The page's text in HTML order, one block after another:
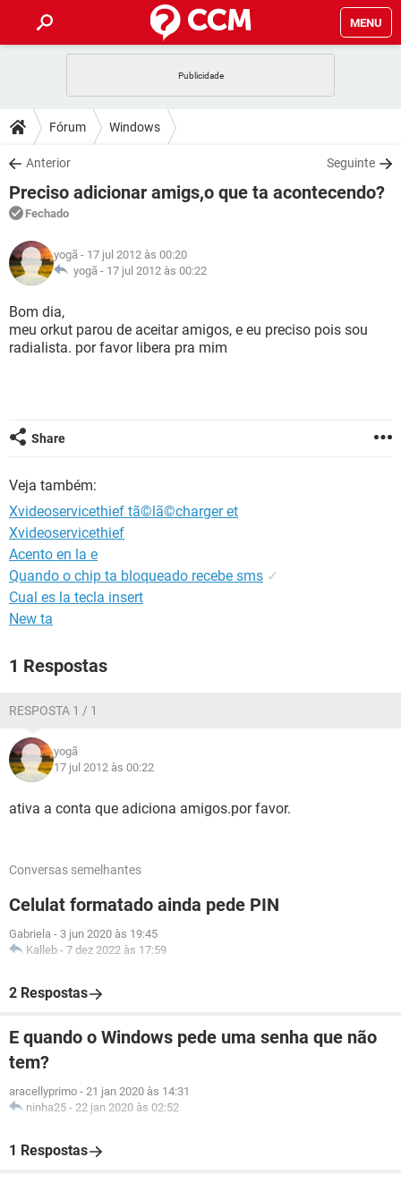
MENU
CELULAR
OUTLOOK
INSTAGRAM GMAIL
GUIA DE COMPRAS
DICAS
JOGOS
OUTLOOK
INSTAGRAM
GUIA DE COMPRAS
DOWNLOADS
JOGOS WHATSAPP
CELULAR
OUTLOOK
INSTAGRAM
GUIA DE COMPRAS
FÓRUM
JOGOS
CELULAR
INSTAGRAM GMAIL
GLOSSÁRIO
JOGOS
CELULAR
OUTLOOK EXCEL
Fórum Windows
Anterior Seguinte
Preciso adicionar amigs,o que ta acontecendo?
Fechado
yogã - 17 jul 2012 às 00:20
yogã - 17 jul 2012 às 00:22
Bom dia,
meu orkut parou de aceitar amigos, e eu preciso pois sou
radialista. por favor libera pra mim
Share
Veja também:
Xvideoservicethief tã©lã©charger et
Xvideoservicethief
Acento en la e
Quando o chip ta bloqueado recebe sms ✓
Cual es la tecla insert
New ta
1 Respostas
RESPOSTA 1 / 1
yogã
17 jul 2012 às 00:22
ativa a conta que adiciona amigos.por favor.
Conversas semelhantes
Celulat formatado ainda pede PIN
Gabriela - 3 jun 2020 às 19:45
Kalleb - 7 dez 2022 às 17:59
2 Respostas
E quando o Windows pede uma senha que não
tem?
aracellyprimo - 21 jan 2020 às 14:31
ninha25 - 22 jan 2020 às 02:52
1 Respostas